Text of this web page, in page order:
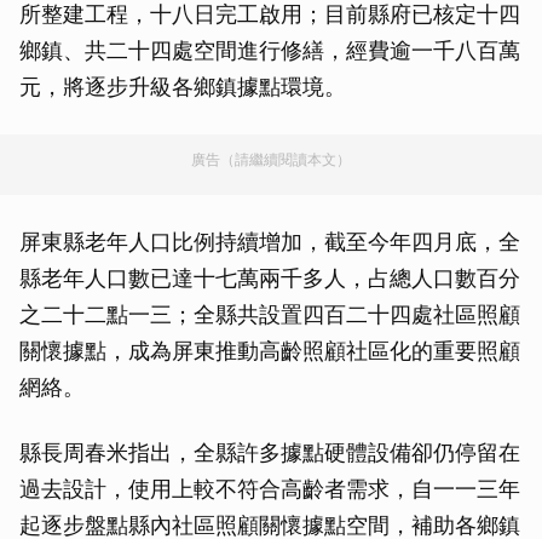
所整建工程，十八日完工啟用；目前縣府已核定十四
鄉鎮、共二十四處空間進行修繕，經費逾一千八百萬
元，將逐步升級各鄉鎮據點環境。
廣告（請繼續閱讀本文）
屏東縣老年人口比例持續增加，截至今年四月底，全
縣老年人口數已達十七萬兩千多人，占總人口數百分
之二十二點一三；全縣共設置四百二十四處社區照顧
關懷據點，成為屏東推動高齡照顧社區化的重要照顧
網絡。
縣長周春米指出，全縣許多據點硬體設備卻仍停留在
過去設計，使用上較不符合高齡者需求，自一一三年
起逐步盤點縣內社區照顧關懷據點空間，補助各鄉鎮